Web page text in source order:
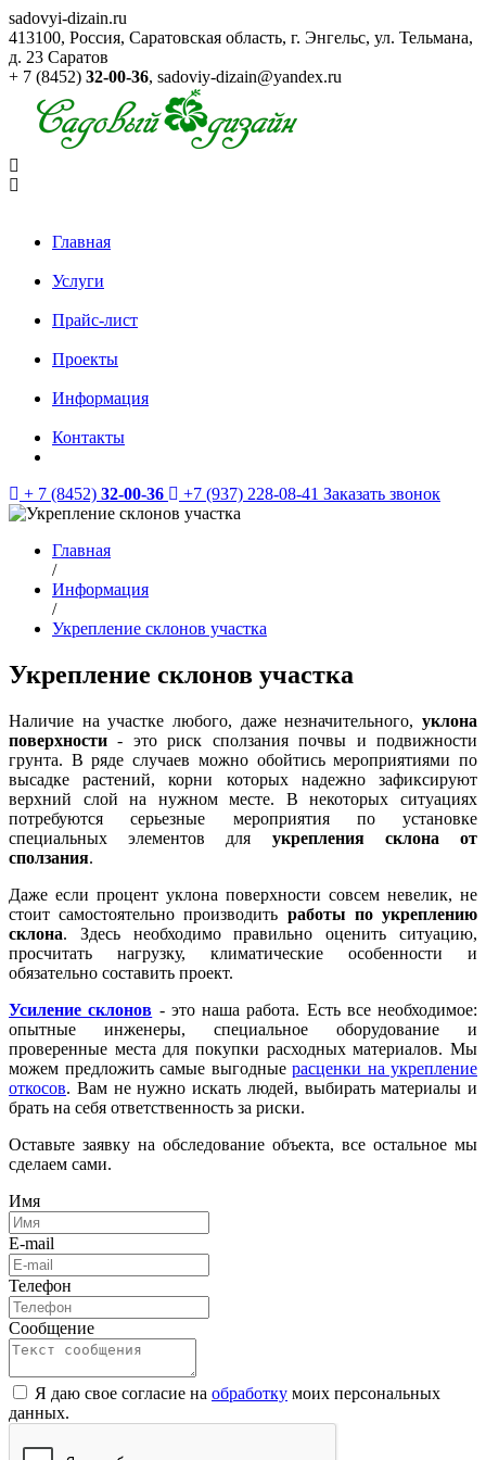
sadovyi-dizain.ru
413100, Россия, Саратовская область, г. Энгельс, ул. Тельмана,
д. 23 Саратов
+ 7 (8452) 32-00-36, sadoviy-dizain@yandex.ru
Главная
Услуги
Прайс-лист
Проекты
Информация
Контакты
+ 7 (8452) 32-00-36 +7 (937) 228-08-41 Заказать звонок
Главная
/
Информация
/
Укрепление склонов участка
Укрепление склонов участка
Наличие на участке любого, даже незначительного, уклона
поверхности - это риск сползания почвы и подвижности
грунта. В ряде случаев можно обойтись мероприятиями по
высадке растений, корни которых надежно зафиксируют
верхний слой на нужном месте. В некоторых ситуациях
потребуются серьезные мероприятия по установке
специальных элементов для укрепления склона от
сползания.
Даже если процент уклона поверхности совсем невелик, не
стоит самостоятельно производить работы по укреплению
склона. Здесь необходимо правильно оценить ситуацию,
просчитать нагрузку, климатические особенности и
обязательно составить проект.
Усиление склонов - это наша работа. Есть все необходимое:
опытные инженеры, специальное оборудование и
проверенные места для покупки расходных материалов. Мы
можем предложить самые выгодные расценки на укрепление
откосов. Вам не нужно искать людей, выбирать материалы и
брать на себя ответственность за риски.
Оставьте заявку на обследование объекта, все остальное мы
сделаем сами.
Имя
E-mail
Телефон
Сообщение
Я даю свое согласие на обработку моих персональных
данных.